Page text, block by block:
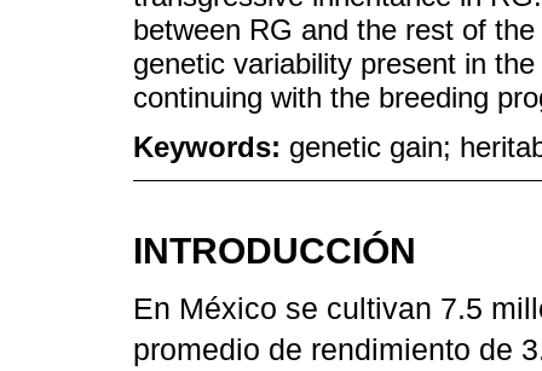
between RG and the rest of
genetic variability present in
continuing with the breeding
Keywords: genetic gain;
INTRODUCCIÓN
En México se cultivan 7.5
promedio de rendimiento de